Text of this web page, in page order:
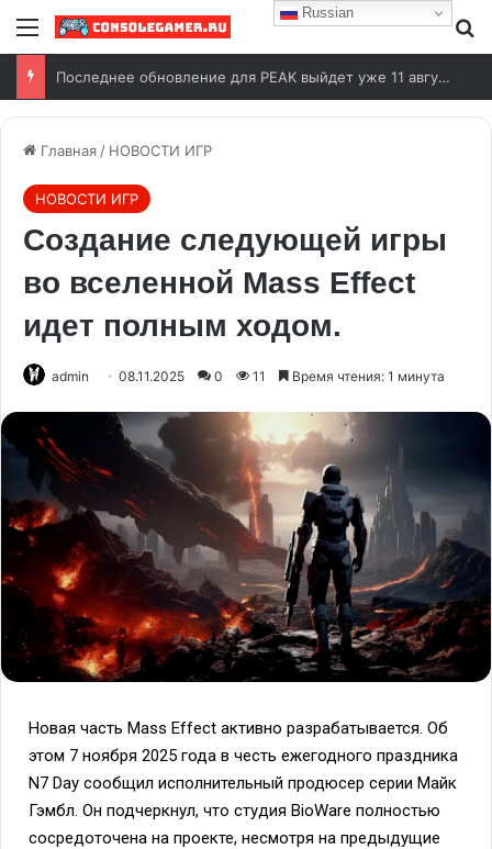
Последнее обновление для PEAK выйдет уже 11 августа
Главная / НОВОСТИ ИГР
НОВОСТИ ИГР
Создание следующей игры
во вселенной Mass Effect
идет полным ходом.
admin 08.11.2025 0 11 Время чтения: 1 минута
Новая часть Mass Effect активно разрабатывается. Об
этом 7 ноября 2025 года в честь ежегодного праздника
N7 Day сообщил исполнительный продюсер серии Майк
Гэмбл. Он подчеркнул, что студия BioWare полностью
сосредоточена на проекте, несмотря на предыдущие
Russian